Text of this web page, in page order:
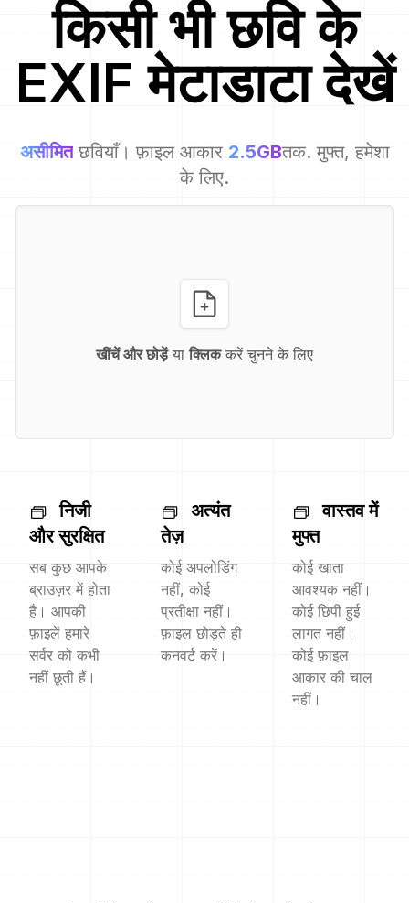
किसी भी छविके
EXIF मेटाडाटा देखें
असीमित छवियाँ। फ़ाइल आकार 2.5GBतक. मुफ्त, हमेशा
के लिए.
खींचें और छोड़ेंया क्लिककरें चुनने के लिए
निजी
और सुरक्षित
सब कुछ आपके
ब्राउज़र में होता
है। आपकी
फ़ाइलें हमारे
सर्वर को कभी
नहीं छूती हैं।
अत्यंत
तेज़
कोई अपलोडिंग
नहीं, कोई
प्रतीक्षा नहीं।
फ़ाइल छोड़ते ही
कनवर्ट करें।
वास्तव में
मुफ्त
कोई खाता
आवश्यक नहीं।
कोई छिपी हुई
लागत नहीं।
कोई फ़ाइल
आकार की चाल
नहीं।